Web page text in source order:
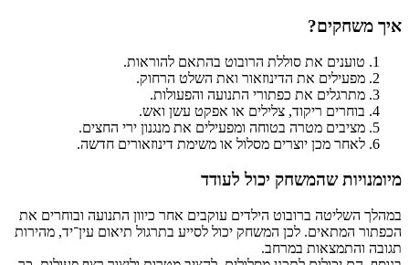
את סוללת הרובוט בהתאם להוראות.
את הדינוזאור ואת השלט הרחוק.
את כפתורי התנועה והפעולות.
ריקוד, צלילים או אפקט עשן ואש.
מטרה בטוחה ומפעילים את מנגנון ירי החצים.
מכן יוצרים מסלול או משימת דינוזאורים חדשה.
שהמשחק יכול לעודד
ברובוט הילדים עוקבים אחר כיוון התנועה ובוחרים את
המתאים. לכן המשחק יכול לסייע בתרגול תיאום עין־יד, מהירות
במרחב.